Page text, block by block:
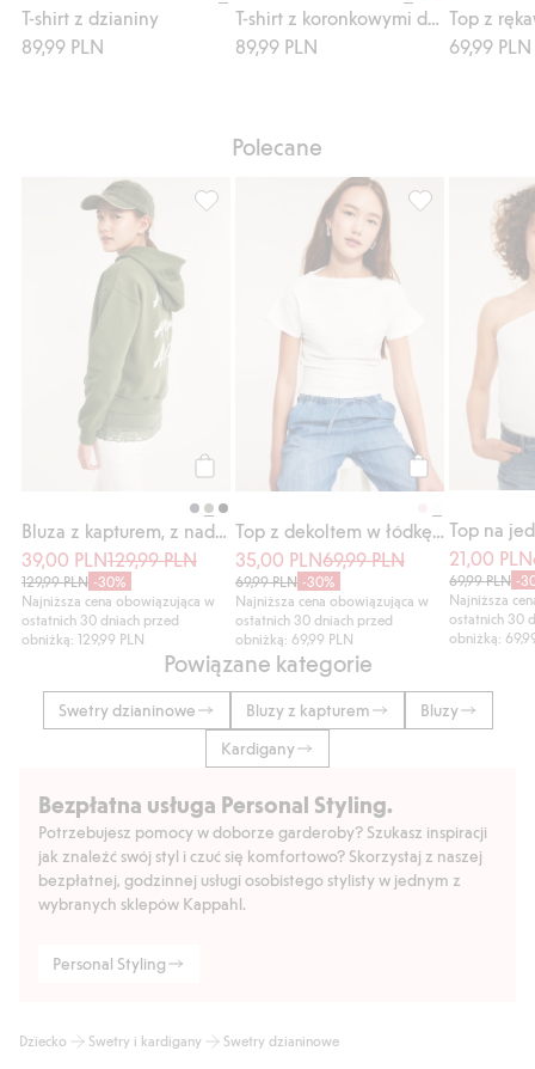
T-shirt z dzianiny
89,99 PLN
89,99 PLN
69,99 PLN
Polecane
39,00 PLN129,99 PLN
129,99 PLN -30%
Najniższa cena obowiązująca w
ostatnich 30 dniach przed
obniżką: 129,99 PLN
Bluza z kapturem, z nadrukiem, Dodaj do
Kup
35,00 PLN69,99 PLN
69,99 PLN -30%
Najniższa cena obowiązująca w
ostatnich 30 dniach przed
obniżką: 69,99 PLN
Top z
21,00 PLN
69,99 PLN -
Najniższa
ostatnich 30
obniżką:
Powiązane kategorie
Swetry dzianinowe Bluzy z kapturem
Bluzy
Kardigany
Bezpłatna usługa Personal Styling.
Potrzebujesz pomocy w doborze garderoby? Szukasz inspiracji
jak znaleźć swój styl i czuć się komfortowo? Skorzystaj z naszej
bezpłatnej, godzinnej usługi osobistego stylisty w jednym z
wybranych sklepów Kappahl.
Personal Styling
Dziecko Swetry i kardigany Swetry dzianinowe